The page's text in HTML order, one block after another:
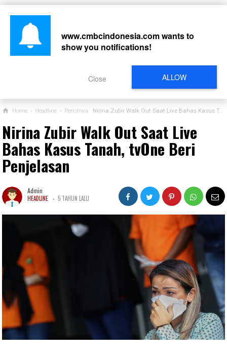
Home › Headline › Peristiwa Nirina Zubir Walk Out Saat Live Bahas Kasus Tanah, tvOne Beri Penjelasan
Nirina Zubir Walk Out Saat Live
Bahas Kasus Tanah, tvOne Beri
Penjelasan
Admin
HEADLINE - 5 TAHUN LALU
www.cmbcindonesia.comwants to
show you notifications!
ALLOW
Close